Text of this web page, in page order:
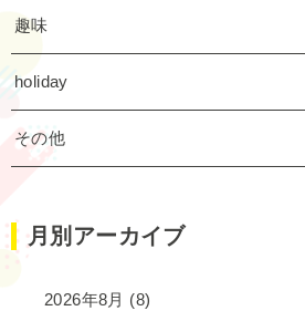
趣味
holiday
その他
月別アーカイブ
2026年8月 (8)